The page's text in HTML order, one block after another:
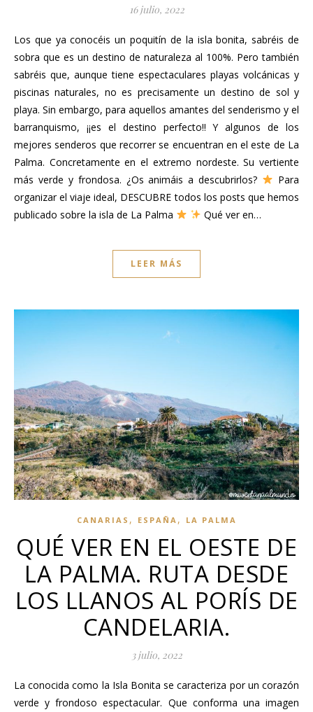
16 julio, 2022
Los que ya conocéis un poquitín de la isla bonita, sabréis de
sobra que es un destino de naturaleza al 100%. Pero también
sabréis que, aunque tiene espectaculares playas volcánicas y
piscinas naturales, no es precisamente un destino de sol y
playa. Sin embargo, para aquellos amantes del senderismo y el
barranquismo, ¡¡es el destino perfecto!! Y algunos de los
mejores senderos que recorrer se encuentran en el este de La
Palma. Concretamente en el extremo nordeste. Su vertiente
más verde y frondosa. ¿Os animáis a descubrirlos?
Para
organizar el viaje ideal, DESCUBRE todos los posts que hemos
publicado sobre la isla de La Palma
Qué ver en…
LEER MÁS
CANARIAS , ESPAÑA , LA PALMA
QUÉ VER EN EL OESTE DE
LA PALMA. RUTA DESDE
LOS LLANOS AL PORÍS DE
CANDELARIA.
3 julio, 2022
La conocida como la Isla Bonita se caracteriza por un corazón
verde y frondoso espectacular. Que conforma una imagen